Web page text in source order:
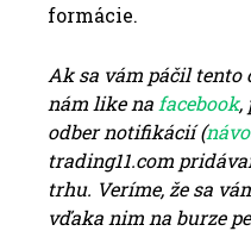
formácie.
Ak sa vám páčil tento
nám like na facebook,
odber notifikácií (
trading11.com
trhu. Veríme, že sa
vďaka nim na burze